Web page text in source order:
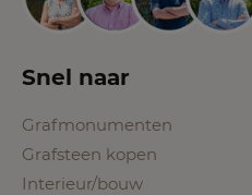
Snel naar
Grafmonumenten
Grafsteen kopen
Interieur/bouw